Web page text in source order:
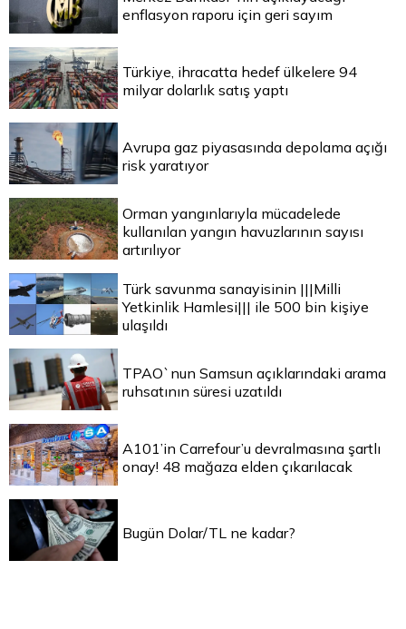
enflasyon raporu için geri sayım
Türkiye, ihracatta hedef ülkelere 94
milyar dolarlık satış yaptı
Avrupa gaz piyasasında depolama açığı
risk yaratıyor
Orman yangınlarıyla mücadelede
kullanılan yangın havuzlarının sayısı
artırılıyor
Türk savunma sanayisinin |||Milli
Yetkinlik Hamlesi||| ile 500 bin kişiye
ulaşıldı
TPAO`nun Samsun açıklarındaki arama
ruhsatının süresi uzatıldı
A101’in Carrefour’u devralmasına şartlı
onay! 48 mağaza elden çıkarılacak
Bugün Dolar/TL ne kadar?